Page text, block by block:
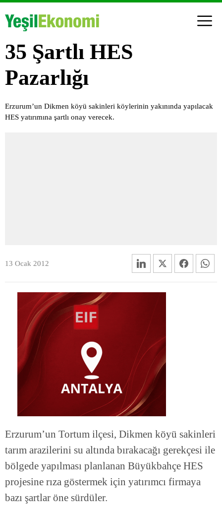
35 Şartlı HES
Pazarlığı
Erzurum’un Dikmen köyü sakinleri köylerinin yakınında yapılacak
HES yatırımına şartlı onay verecek.
13 Ocak 2012
Erzurum’un Tortum ilçesi, Dikmen köyü sakinleri
tarım arazilerini su altında bırakacağı gerekçesi ile
bölgede yapılması planlanan Büyükbahçe HES
projesine rıza göstermek için yatırımcı firmaya
bazı şartlar öne sürdüler.